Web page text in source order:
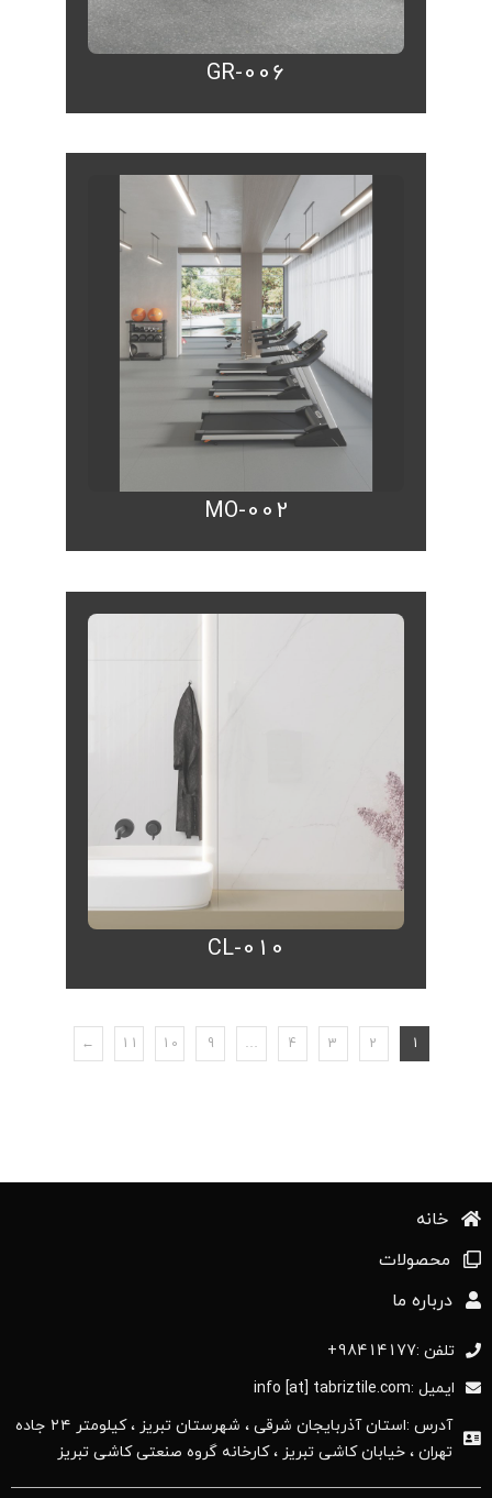
GR-006
MO-002
CL-010
1
2
3
4
…
9
10
11
←
خانه
محصولات
درباره ما
تلفن :98414177+
ایمیل :info [at] tabriztile.com
آدرس :استان آذربایجان ‌شرقی ، شهرستان تبریز ، کیلومتر ۲۴ جاده
تهران ، خیابان کاشی تبریز ، کارخانه گروه صنعتی کاشی تبریز